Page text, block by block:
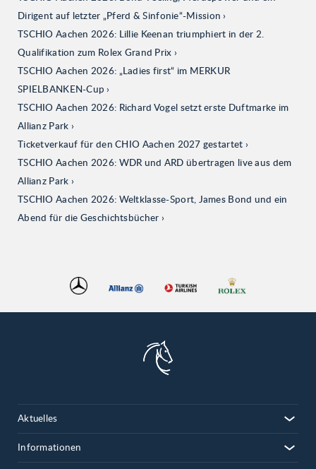
Dirigent auf letzter „Pferd & Sinfonie“-Mission
TSCHIO Aachen 2026: Lillie Keenan triumphiert in der 2.
Qualifikation zum Rolex Grand Prix
TSCHIO Aachen 2026: „Ladies first“ im MERKUR
SPIELBANKEN-Cup
TSCHIO Aachen 2026: Richard Vogel setzt erste Duftmarke im
Allianz Park
Ticketverkauf für den CHIO Aachen 2027 gestartet
TSCHIO Aachen 2026: WDR und ARD übertragen live aus dem
Allianz Park
TSCHIO Aachen 2026: Weltklasse-Sport, James Bond und ein
Abend für die Geschichtsbücher
Aktuelles
Informationen